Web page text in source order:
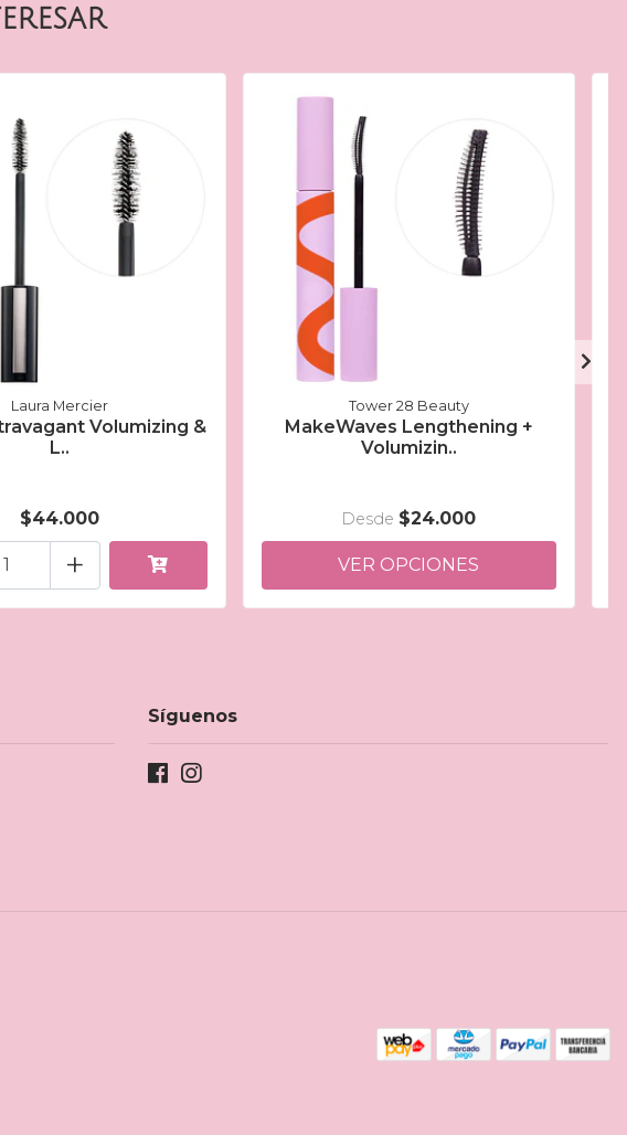
Laura Mercier
Volumizing &
L..
$44.000
+
Tower 28 Beauty
MakeWaves Lengthening +
Volumizin..
Desde $24.000
VER OPCIONES
Síguenos